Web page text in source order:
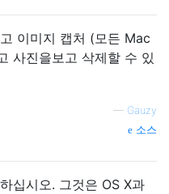
이미지 캡처 (모든 Mac
사진을보고 삭제할 수 있
— Gauzy
소스
십시오. 그것은 OS X과